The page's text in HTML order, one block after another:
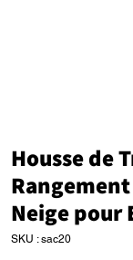
Housse de
Neige pour
SKU : sac20